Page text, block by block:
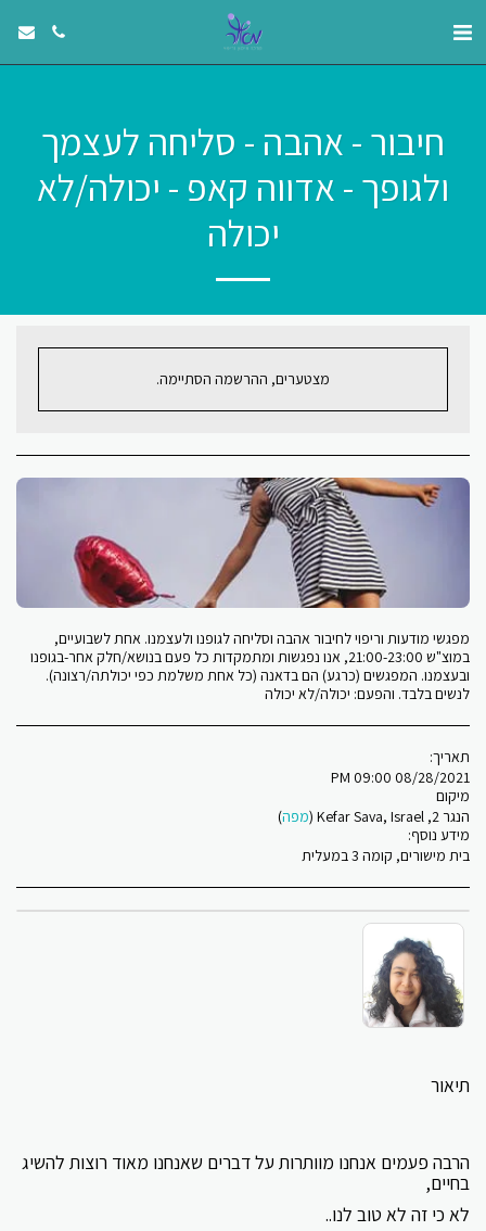
חיבור - אהבה - סליחה לעצמך
ולגופך - אדווה קאפ - יכולה/לא
יכולה
מצטערים, ההרשמה הסתיימה.
מפגשי מודעות וריפוי לחיבור אהבה וסליחה לגופנו ולעצמנו. אחת לשבועיים,
במוצ"ש 21:00-23:00, אנו נפגשות ומתמקדות כל פעם בנושא/חלק אחר-בגופנו
ובעצמנו. המפגשים (כרגע) הם בדאנה (כל אחת משלמת כפי יכולתה/רצונה).
לנשים בלבד. והפעם: יכולה/לא יכולה
תאריך:
08/28/2021 09:00 PM
מיקום
הנגר 2, Kefar Sava, Israel (
מפה)
מידע נוסף:
בית מישורים, קומה 3 במעלית
תיאור
הרבה פעמים אנחנו מוותרות על דברים שאנחנו מאוד רוצות להשיג
בחיים,
לא כי זה לא טוב לנו..